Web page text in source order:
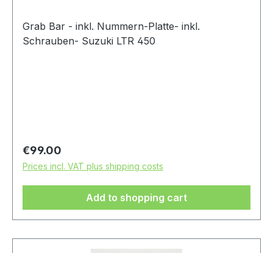
Grab Bar - inkl. Nummern-Platte- inkl.
Schrauben- Suzuki LTR 450
Regular price:
€99.00
Prices incl. VAT plus shipping costs
Add to shopping cart